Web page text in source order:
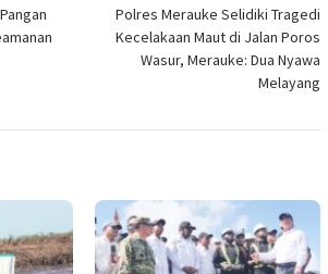
Polres Merauke Selidiki Tragedi
Kecelakaan Maut di Jalan Poros
Wasur, Merauke: Dua Nyawa
Melayang